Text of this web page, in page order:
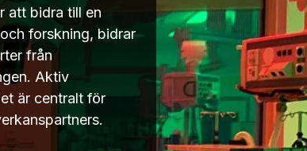
att bidra till en
forskning, bidrar
från
Aktiv
är centralt för